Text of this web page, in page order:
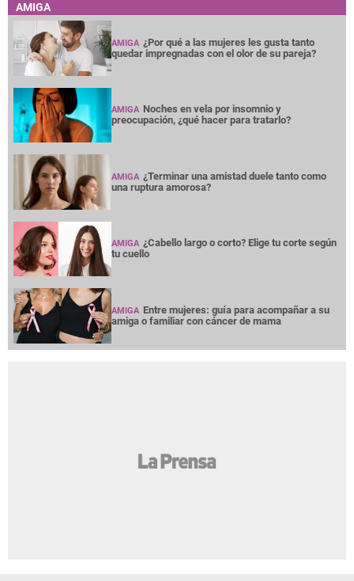
AMIGA
AMIGA ¿Por qué a las mujeres les gusta tanto
quedar impregnadas con el olor de su pareja?
AMIGA Noches en vela por insomnio y
preocupación, ¿qué hacer para tratarlo?
AMIGA ¿Terminar una amistad duele tanto como
una ruptura amorosa?
AMIGA ¿Cabello largo o corto? Elige tu corte según
tu cuello
AMIGA Entre mujeres: guía para acompañar a su
amiga o familiar con cáncer de mama